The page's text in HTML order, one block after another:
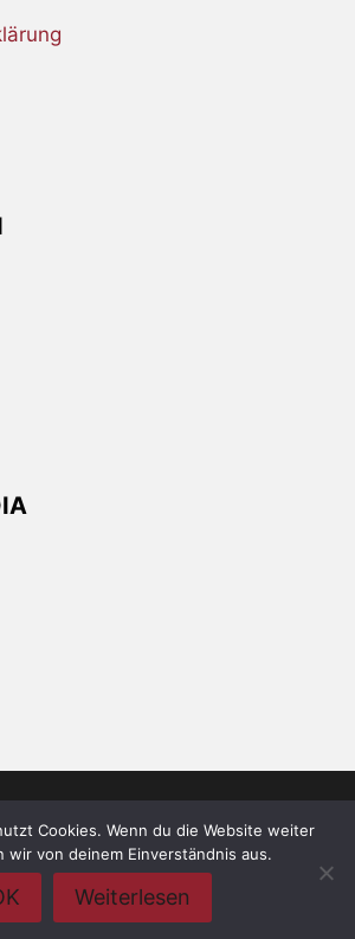
soda.de - the alternative
•Datenschutzerklärung
Cookies. Wenn du die Website weiter
wir von deinem Einverständnis aus.
Weiterlesen